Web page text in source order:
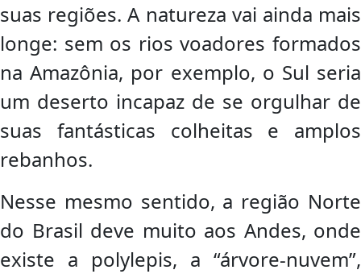
suas regiões. A natureza vai ainda mais
longe: sem os rios voadores formados
na Amazônia, por exemplo, o Sul seria
um deserto incapaz de se orgulhar de
suas fantásticas colheitas e amplos
rebanhos.
Nesse mesmo sentido, a região Norte
do Brasil deve muito aos Andes, onde
existe a polylepis, a “árvore-nuvem”,